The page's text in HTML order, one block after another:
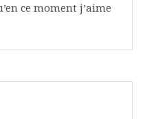
ce moment j’aime